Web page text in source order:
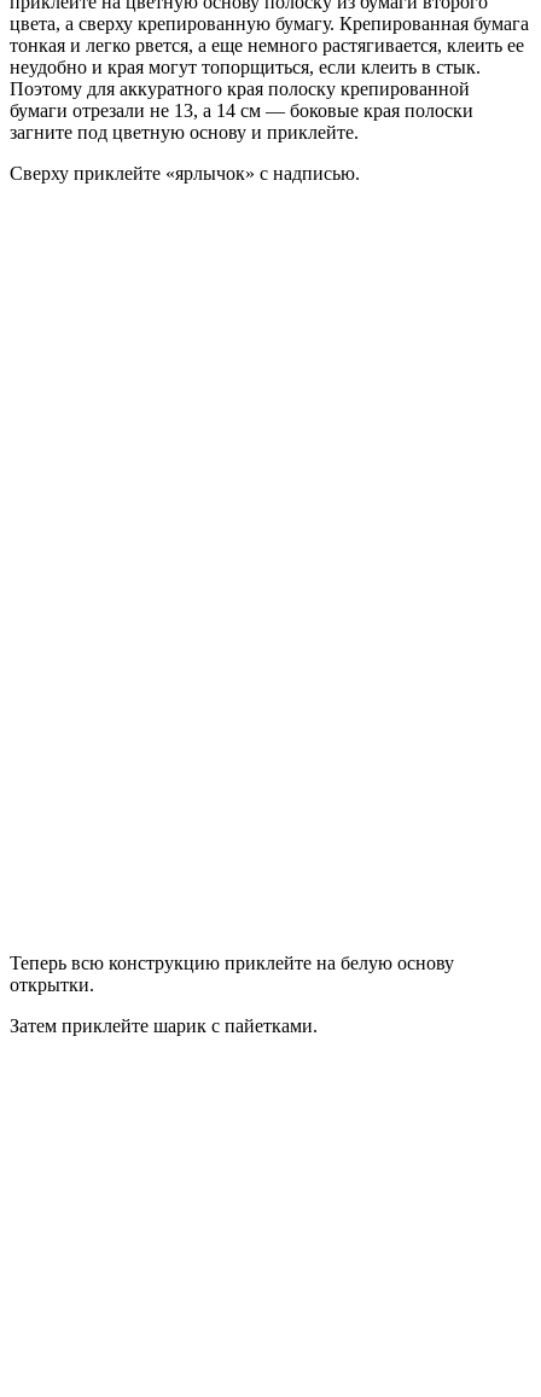
цвета, а сверху крепированную бумагу. Крепированная бумага
тонкая и легко рвется, а еще немного растягивается, клеить ее
неудобно и края могут топорщиться, если клеить в стык.
Поэтому для аккуратного края полоску крепированной
бумаги отрезали не 13, а 14 см — боковые края полоски
загните под цветную основу и приклейте.
Сверху приклейте «ярлычок» с надписью.
Теперь всю конструкцию приклейте на белую основу
открытки.
Затем приклейте шарик с пайетками.